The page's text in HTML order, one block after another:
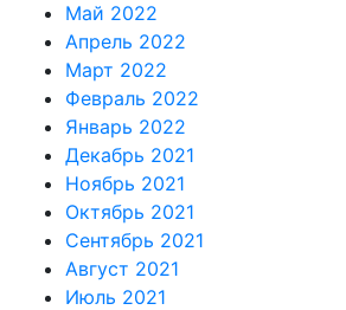
Май 2022
Апрель 2022
Март 2022
Февраль 2022
Январь 2022
Декабрь 2021
Ноябрь 2021
Октябрь 2021
Сентябрь 2021
Август 2021
Июль 2021